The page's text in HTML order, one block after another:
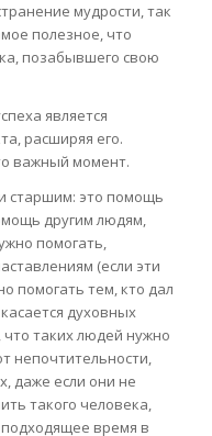
мудрости, так
полезное, что
позабывшего свою
является
расширяя его.
важный момент.
старшим: это помощь
другим людям,
помогать,
(если эти
помогать тем, кто дал
духовных
таких людей нужно
непочтительности,
даже если они не
такого человека,
подходящее время в